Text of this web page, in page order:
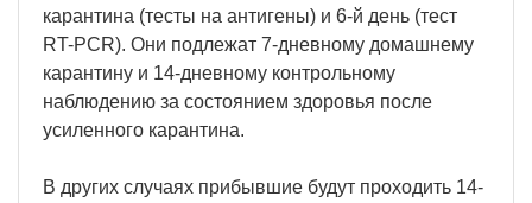
карантина (тесты на антигены) и 6-й день (тест
RT-PCR). Они подлежат 7-дневному домашнему
карантину и 14-дневному контрольному
наблюдению за состоянием здоровья после
усиленного карантина.
В других случаях прибывшие будут проходить 14-